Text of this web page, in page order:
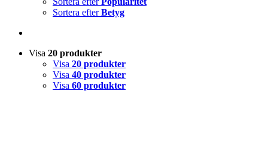
Sortera efterBetyg
Visa 20 produkter
Visa 20 produkter
Visa 40 produkter
Visa 60 produkter